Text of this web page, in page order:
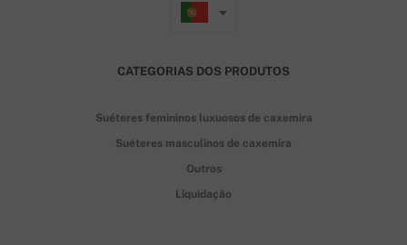
CATEGORIAS DOS PRODUTOS
Suéteres femininos luxuosos de caxemira
Suéteres masculinos de caxemira
Outros
Liquidação